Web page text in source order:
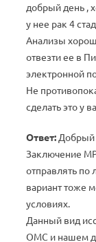
добрый день ,
у нее рак 4
Анализы
отвезти ее в
электронной
Не
сделать это у
Ответ: Добрый
Заключение
отправлять по
вариант тоже
условиях.
Данный вид
ОМС и нашем